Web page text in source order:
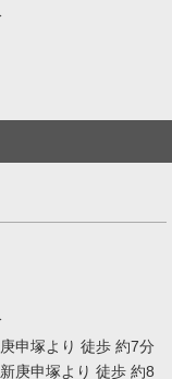
申塚より 徒歩 約7分
庚申塚より 徒歩 約8